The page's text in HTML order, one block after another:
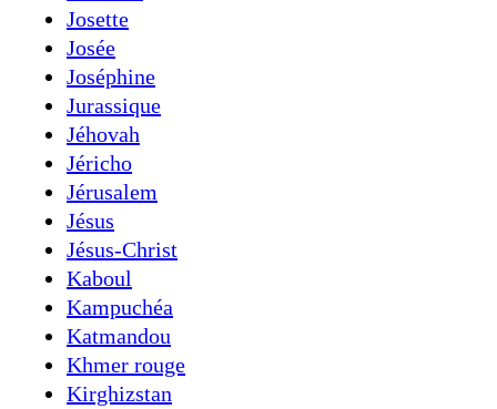
Josette
Josée
Joséphine
Jurassique
Jéhovah
Jéricho
Jérusalem
Jésus
Jésus-Christ
Kaboul
Kampuchéa
Katmandou
Khmer rouge
Kirghizstan